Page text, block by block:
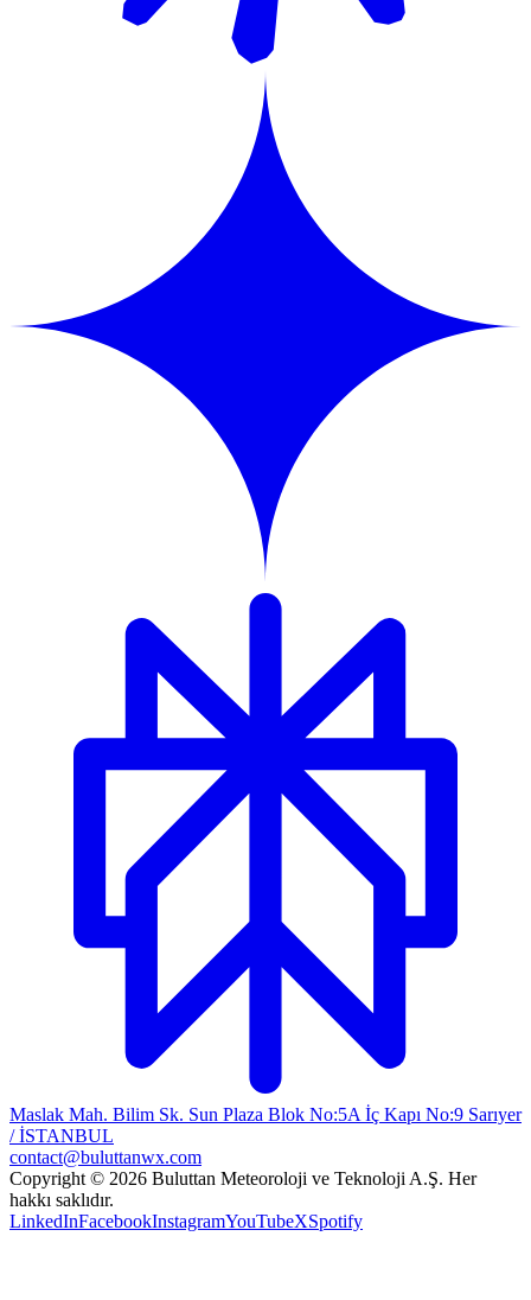
Maslak Mah. Bilim Sk. Sun Plaza Blok No:5A İç Kapı No:9 Sarıyer
/ İSTANBUL
contact@buluttanwx.com
Copyright © 2026 Buluttan Meteoroloji ve Teknoloji A.Ş. Her
hakkı saklıdır.
LinkedInFacebookInstagramYouTubeXSpotify